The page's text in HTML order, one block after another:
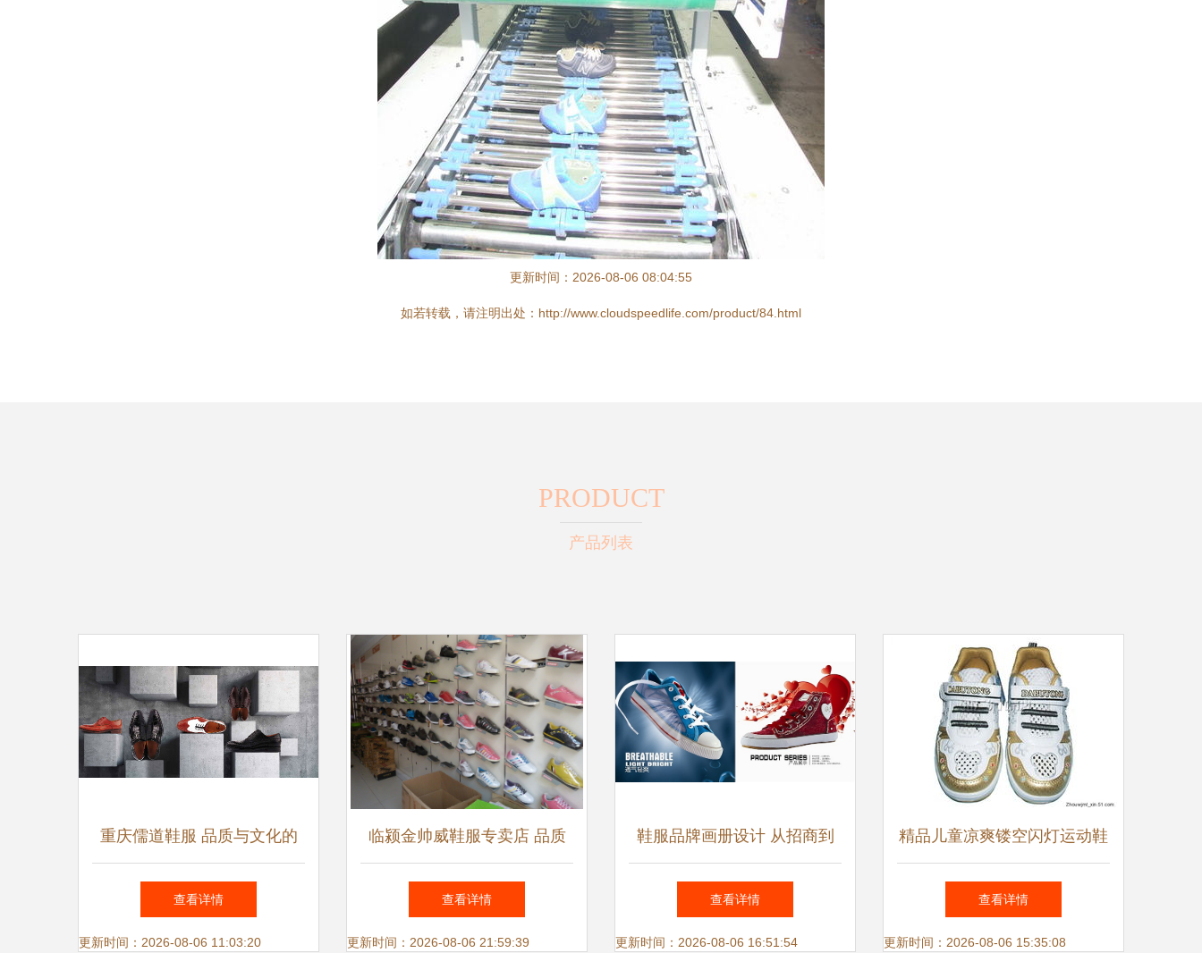
更新时间：2026-08-06 08:04:55
如若转载，请注明出处：http://www.cloudspeedlife.com/product/84.html
PRODUCT
产品列表
重庆儒道鞋服 品质与文化的
完美融合
查看详情
更新时间：2026-08-06 11:03:20
临颍金帅威鞋服专卖店 品质
生活，时尚之选
查看详情
更新时间：2026-08-06 21:59:39
鞋服品牌画册设计 从招商到
时尚休闲潮鞋的全方位视觉传
达
查看详情
更新时间：2026-08-06 16:51:54
精品儿童凉爽镂空闪灯运动鞋
厂价直销，舒适与趣味兼具
查看详情
更新时间：2026-08-06 15:35:08